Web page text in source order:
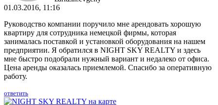
01.03.2016, 11:16
Руководство компании поручило мне арендовать хорошую
квартиру для сотрудника немецкой фирмы, которая
занималась поставкой и установкой оборудования на нашем
предприятии. Я обратился в NIGHT SKY REALTY и здесь
мне быстро подобрали нужный вариант и недалеко от офиса.
Цена аренды оказалась приемлемой. Спасибо за оперативную
работу.
ответить